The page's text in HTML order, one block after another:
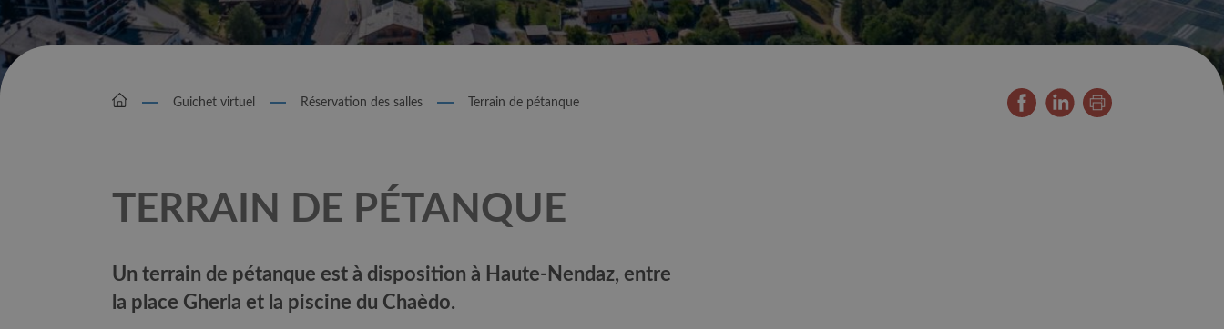
Guichet virtuel Réservation des salles Terrain de pétanque
TERRAIN DE PÉTANQUE
Un terrain de pétanque est à disposition à Haute-Nendaz, entre
la place Gherla et la piscine du Chaèdo.